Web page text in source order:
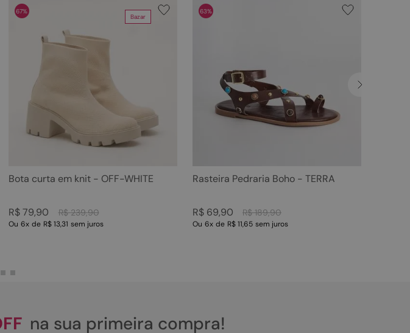
Bazar
67%
Bota curta em knit - OFF-WHITE
R$ 239,90
R$ 79,90
Ou 6x de R$ 13,31 sem juros
63%
Rasteira Pedraria Boho - TERRA
R$ 189,90
R$ 69,90
Ou 6x de R$ 11,65 sem juros
na sua primeira compra!